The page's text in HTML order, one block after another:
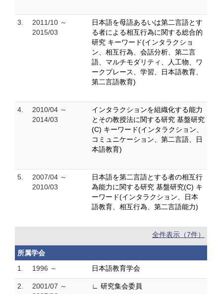
3.
2011/10 ～
2015/03
日本語を母語あるいは第二言語とす
る者による相互行為に関する総合的
研究 キーワード(インタラクショ
ン、相互行為、会話分析、第二言
語、マルチモダリティ、人工物、ワ
ークプレース、学習、日本語教育、
第二言語教育)
4.
2010/04 ～
2014/03
インタラクションを組織化する能力
とその教授法に関する研究 基盤研究
(C) キーワード(インタラクション、
コミュニケーション、第二言語、日
本語教育)
5.
2007/04 ～
2010/03
日本語を第二言語とする者の相互行
為能力に関する研究 基盤研究(C) キ
ーワード(インタラクション、日本
語教育、相互行為、第二言語能力)
全件表示（7件）
所属学会
1.
1996 ～ 日本語教育学会
2.
2001/07 ～
∟ 研究集会委員